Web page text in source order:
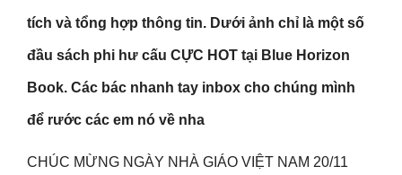
tích và tổng hợp thông tin. Dưới ảnh chỉ là một số
đầu sách phi hư cấu CỰC HOT tại Blue Horizon
Book. Các bác nhanh tay inbox cho chúng mình
để rước các em nó về nha
CHÚC MỪNG NGÀY NHÀ GIÁO VIỆT NAM 20/11